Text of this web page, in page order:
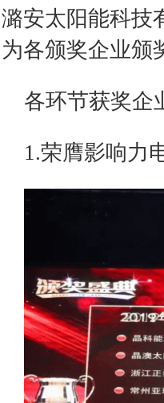
潞安太阳能科技
为各颁奖企业颁
各环节获奖企
1.荣膺影响力